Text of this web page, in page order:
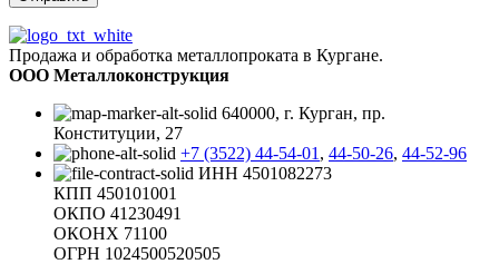
Продажа и обработка металлопроката в Кургане.
ООО Металлоконструкция
640000, г. Курган, пр.
Конституции, 27
+7 (3522) 44-54-01 , 44-50-26, 44-52-96
ИНН 4501082273
КПП 450101001
ОКПО 41230491
ОКОНХ 71100
ОГРН 1024500520505